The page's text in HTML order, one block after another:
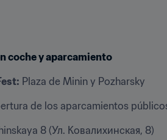
coche y aparcamiento
Plaza de Minin y Pozharsky
de los aparcamientos
8 (Ул. Ковалихинская, 8)